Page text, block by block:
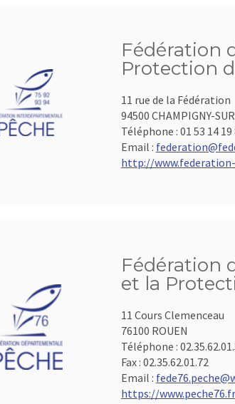
Fédération
Protection
11 rue de la Fédération
94500 CHAMPIGNY-
Téléphone : 01 53 14 19
Email :
http://
Fédération
et la
11 Cours Clemenceau
76100 ROUEN
Téléphone :
Fax : 02.35.62.01.72
Email :
https://www.peche76.fr